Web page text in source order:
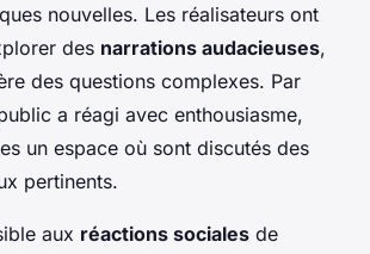
nouvelles. Les réalisateurs ont
des narrations audacieuses,
des questions complexes. Par
a réagi avec enthousiasme,
un espace où sont discutés des
pertinents.
aux réactions sociales de